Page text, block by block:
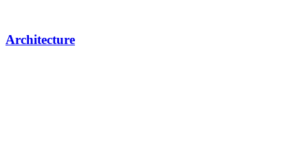
Architecture